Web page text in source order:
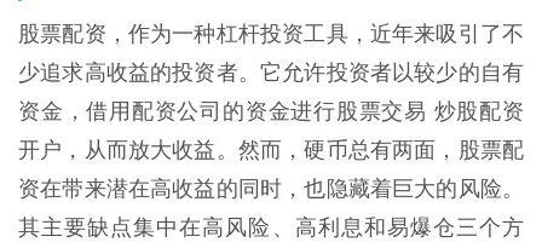
股票配资，作为一种杠杆投资工具，近年来吸引了不
少追求高收益的投资者。它允许投资者以较少的自有
资金，借用配资公司的资金进行股票交易 炒股配资
开户，从而放大收益。然而，硬币总有两面，股票配
资在带来潜在高收益的同时，也隐藏着巨大的风险。
其主要缺点集中在高风险、高利息和易爆仓三个方